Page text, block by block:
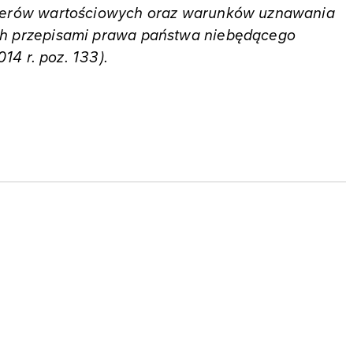
wartościowych oraz warunków uznawania
przepisami prawa państwa niebędącego
r. poz. 133).